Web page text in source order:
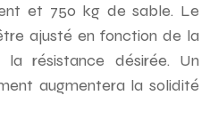
et 750 kg de sable. Le
ajusté en fonction de la
résistance désirée. Un
augmentera la solidité